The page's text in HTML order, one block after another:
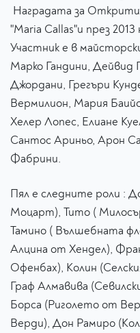
Наградата за
"Maria Callas"и през 2013
Участник е в
Марко Гандини, Дейвид
Джордани, Грегъри
Вермилион, Мария
Хелер Лопес, Елиане
Сантос Ариньо, Арон
Фабрини.
​Пял е следните роли :
Моцарт), Тито (
Тамино ( Вълшебната
Алцина от Хендел),
Офенбах), Колин
Граф Алмавива
Борса (Риголето от
Верди), Дон Рамиро